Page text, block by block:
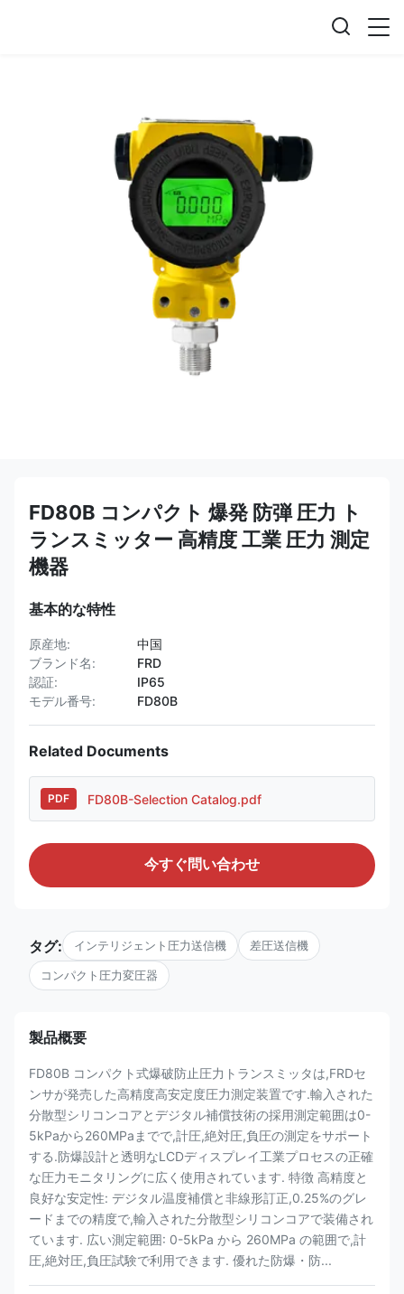
FD80B コンパクト 爆発 防弾 圧力 ト
ランスミッター 高精度 工業 圧力 測定
機器
基本的な特性
原産地:
中国
ブランド名:
FRD
認証:
IP65
モデル番号:
FD80B
Related Documents
PDF FD80B-Selection Catalog.pdf
今すぐ問い合わせ
タグ: インテリジェント圧力送信機 差圧送信機
コンパクト圧力変圧器
製品概要
FD80B コンパクト式爆破防止圧力トランスミッタは,FRDセ
ンサが発売した高精度高安定度圧力測定装置です.輸入された
分散型シリコンコアとデジタル補償技術の採用測定範囲は0-
5kPaから260MPaまでで,計圧,絶対圧,負圧の測定をサポート
する.防爆設計と透明なLCDディスプレイ工業プロセスの正確
な圧力モニタリングに広く使用されています. 特徴 高精度と
良好な安定性: デジタル温度補償と非線形訂正,0.25%のグレ
ードまでの精度で,輸入された分散型シリコンコアで装備され
ています. 広い測定範囲: 0-5kPa から 260MPa の範囲で,計
圧,絶対圧,負圧試験で利用できます. 優れた防爆・防...